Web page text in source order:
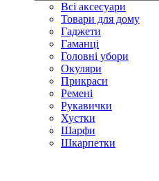
Всі аксесуари
Товари для дому
Гаджети
Гаманці
Головні убори
Окуляри
Прикраси
Ремені
Рукавички
Хустки
Шарфи
Шкарпетки